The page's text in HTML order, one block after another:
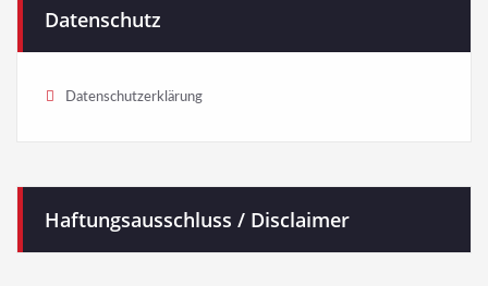
Datenschutz
Datenschutzerklärung
Haftungsausschluss / Disclaimer